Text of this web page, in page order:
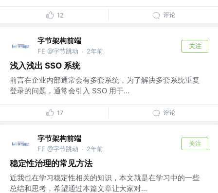
12 评论
字节架构前端
FE @字节跳动 · 2年前
关注
浅入浅出 SSO 系统
前言在企业内部通常会有多套系统，为了解决多套系统重复
登录的问题，通常会引入 SSO 用于...
17 评论
字节架构前端
FE @字节跳动 · 2年前
关注
稳定性治理的常见方法
近我也在学习稳定性相关的知识，本文就是在学习中的一些
总结和思考，希望通过本篇文章让大家对...